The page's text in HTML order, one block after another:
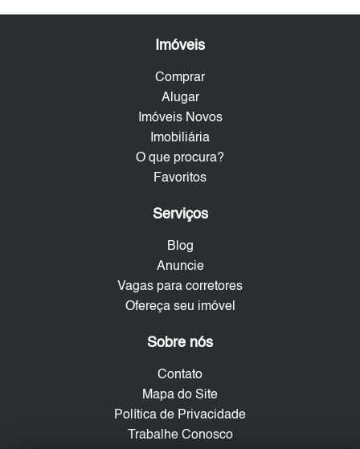
Imóveis
Comprar
Alugar
Imóveis Novos
Imobiliária
O que procura?
Favoritos
Serviços
Blog
Anuncie
Vagas para corretores
Ofereça seu imóvel
Sobre nós
Contato
Mapa do Site
Política de Privacidade
Trabalhe Conosco